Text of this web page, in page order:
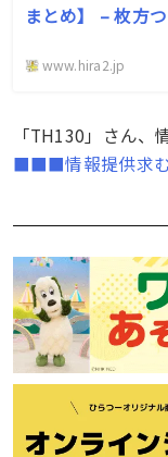
まとめ】 – 枚方
www.hira2.jp
「TH130」さん、
■■■情報提供求